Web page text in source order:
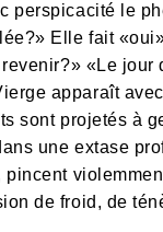
perspicacité le
Elle fait
«Le
apparaît
sont projetés à
une extase
de froid, de